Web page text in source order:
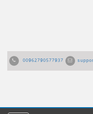
00962790577937